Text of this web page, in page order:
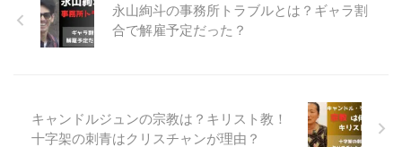
永山絢斗の事務所トラブルとは？ギャラ割
合で解雇予定だった？
キャンドルジュンの宗教は？キリスト教！
十字架の刺青はクリスチャンが理由？